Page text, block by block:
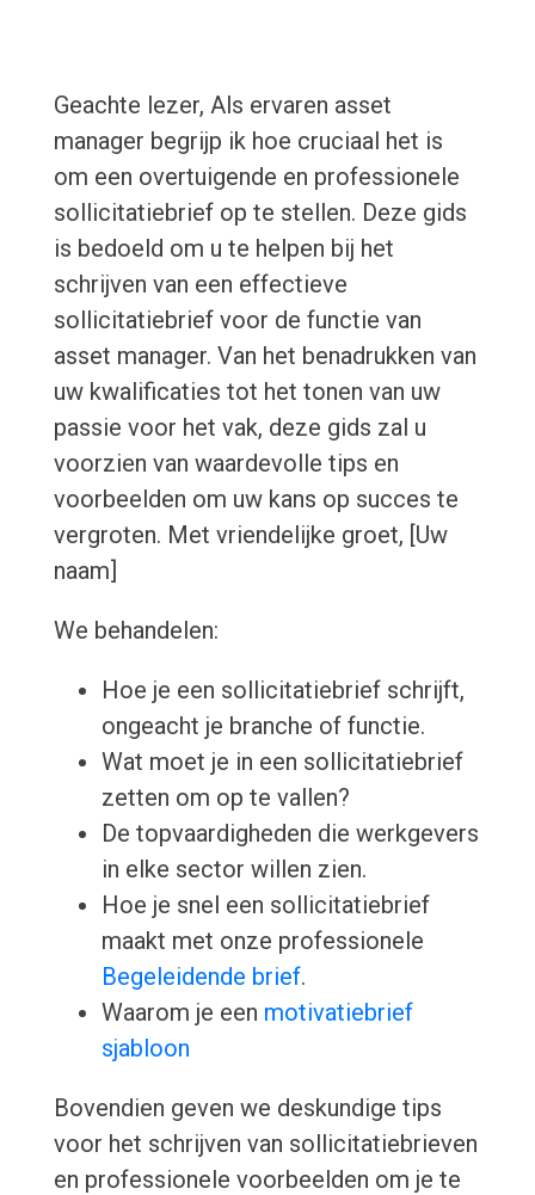
Geachte lezer, Als ervaren asset
manager begrijp ik hoe cruciaal het is
om een overtuigende en professionele
sollicitatiebrief op te stellen. Deze gids
is bedoeld om u te helpen bij het
schrijven van een effectieve
sollicitatiebrief voor de functie van
asset manager. Van het benadrukken van
uw kwalificaties tot het tonen van uw
passie voor het vak, deze gids zal u
voorzien van waardevolle tips en
voorbeelden om uw kans op succes te
vergroten. Met vriendelijke groet, [Uw
naam]
We behandelen:
Hoe je een sollicitatiebrief schrijft,
ongeacht je branche of functie.
Wat moet je in een sollicitatiebrief
zetten om op te vallen?
De topvaardigheden die werkgevers
in elke sector willen zien.
Hoe je snel een sollicitatiebrief
maakt met onze professionele
Begeleidende brief.
Waarom je een motivatiebrief
sjabloon
Bovendien geven we deskundige tips
voor het schrijven van sollicitatiebrieven
en professionele voorbeelden om je te